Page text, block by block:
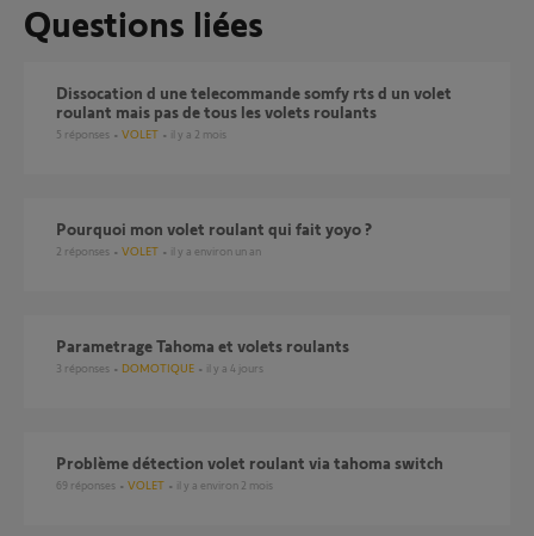
Questions liées
dissocation d une telecommande somfy rts d un volet
roulant mais pas de tous les volets roulants
5 réponses VOLET il y a 2 mois
Pourquoi mon volet roulant qui fait yoyo ?
2 réponses VOLET il y a environ un an
Parametrage Tahoma et volets roulants
3 réponses DOMOTIQUE il y a 4 jours
Problème détection volet roulant via tahoma switch
69 réponses VOLET il y a environ 2 mois